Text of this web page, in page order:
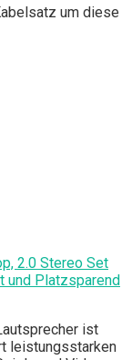
um diese
2.0 Stereo Set
und Platzsparend
ist
leistungsstarken